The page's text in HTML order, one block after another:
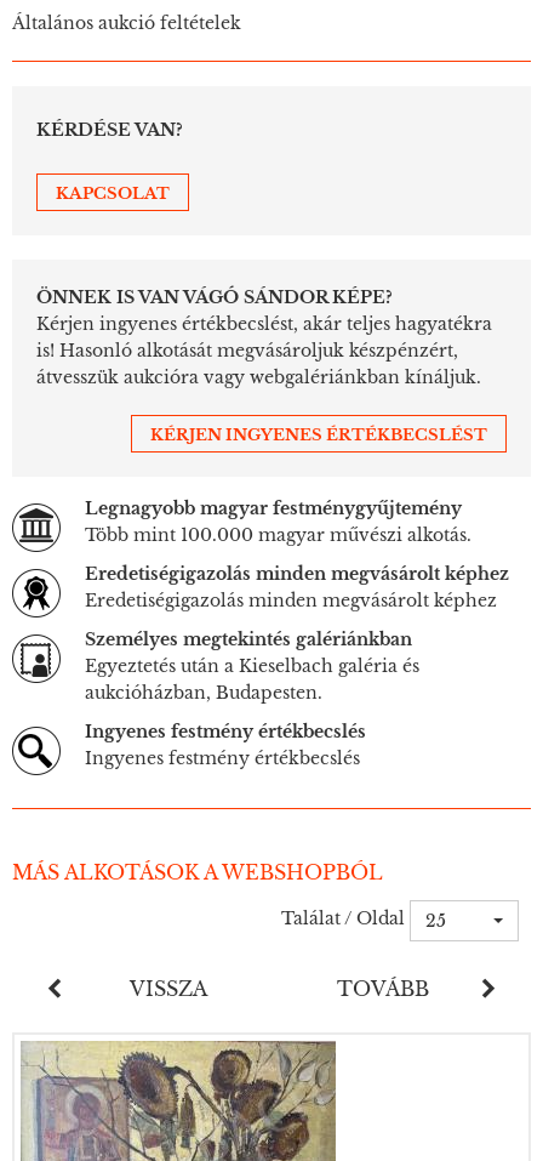
Általános aukció feltételek
KÉRDÉSE VAN?
KAPCSOLAT
ÖNNEK IS VAN VÁGÓ SÁNDOR KÉPE?
Kérjen ingyenes értékbecslést, akár teljes hagyatékra
is! Hasonló alkotását megvásároljuk készpénzért,
átvesszük aukcióra vagy webgalériánkban kínáljuk.
KÉRJEN INGYENES ÉRTÉKBECSLÉST
Legnagyobb magyar festménygyűjtemény
Több mint 100.000 magyar művészi alkotás.
Eredetiségigazolás minden megvásárolt képhez
Eredetiségigazolás minden megvásárolt képhez
Személyes megtekintés galériánkban
Egyeztetés után a Kieselbach galéria és
aukcióházban, Budapesten.
Ingyenes festmény értékbecslés
Ingyenes festmény értékbecslés
MÁS ALKOTÁSOK A WEBSHOPBÓL
Találat / Oldal 25
VISSZA TOVÁBB